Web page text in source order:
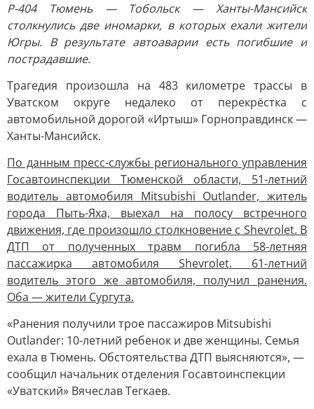
Р-404 Тюмень — Тобольск — Ханты-Мансийск
столкнулись две иномарки, в которых ехали жители
Югры. В результате автоаварии есть погибшие и
пострадавшие.
Трагедия произошла на 483 километре трассы в
Уватском округе недалеко от перекрёстка с
автомобильной дорогой «Иртыш» Горноправдинск —
Ханты-Мансийск.
По данным пресс-службы регионального управления
Госавтоинспекции Тюменской области, 51-летний
водитель автомобиля Mitsubishi Outlander, житель
города Пыть-Яха, выехал на полосу встречного
движения, где произошло столкновение с Shevrolet. В
ДТП от полученных травм погибла 58-летняя
пассажирка автомобиля Shevrolet. 61-летний
водитель этого же автомобиля, получил ранения.
Оба — жители Сургута.
«Ранения получили трое пассажиров Mitsubishi
Outlander: 10-летний ребенок и две женщины. Семья
ехала в Тюмень. Обстоятельства ДТП выясняются», —
сообщил начальник отделения Госавтоинспекции
«Уватский» Вячеслав Тегкаев.